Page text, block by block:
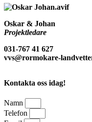
Oskar & Johan
Projektledare
031-767 41 627
vvs@rormokare-
Kontakta oss idag!
Namn
Telefon